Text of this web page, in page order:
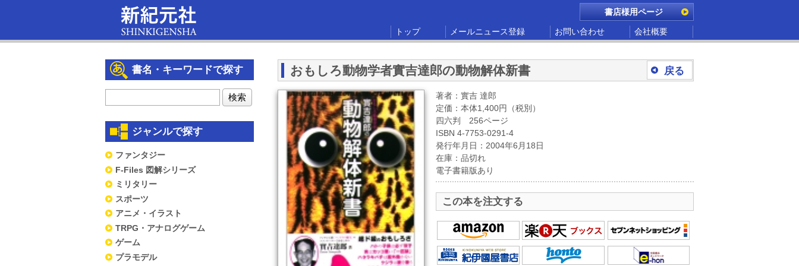
書店様用ページ
トップ メールニュース登録 お問い合わせ 会社概要
戻る
おもしろ動物学者實吉達郎の動物解体新書
著者：實吉 達郎
定価：本体1,400円（税別）
四六判 256ページ
ISBN 4-7753-0291-4
発行年月日：2004年6月18日
在庫：品切れ
電子書籍版あり
この本を注文する
書名・キーワードで探す
ジャンルで探す
ファンタジー
F-Files 図解シリーズ
ミリタリー
スポーツ
アニメ・イラスト
TRPG・アナログゲーム
ゲーム
プラモデル